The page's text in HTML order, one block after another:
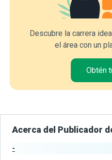
Descubre la carrera
el área con un
Obtén
Acerca del Publicador
-